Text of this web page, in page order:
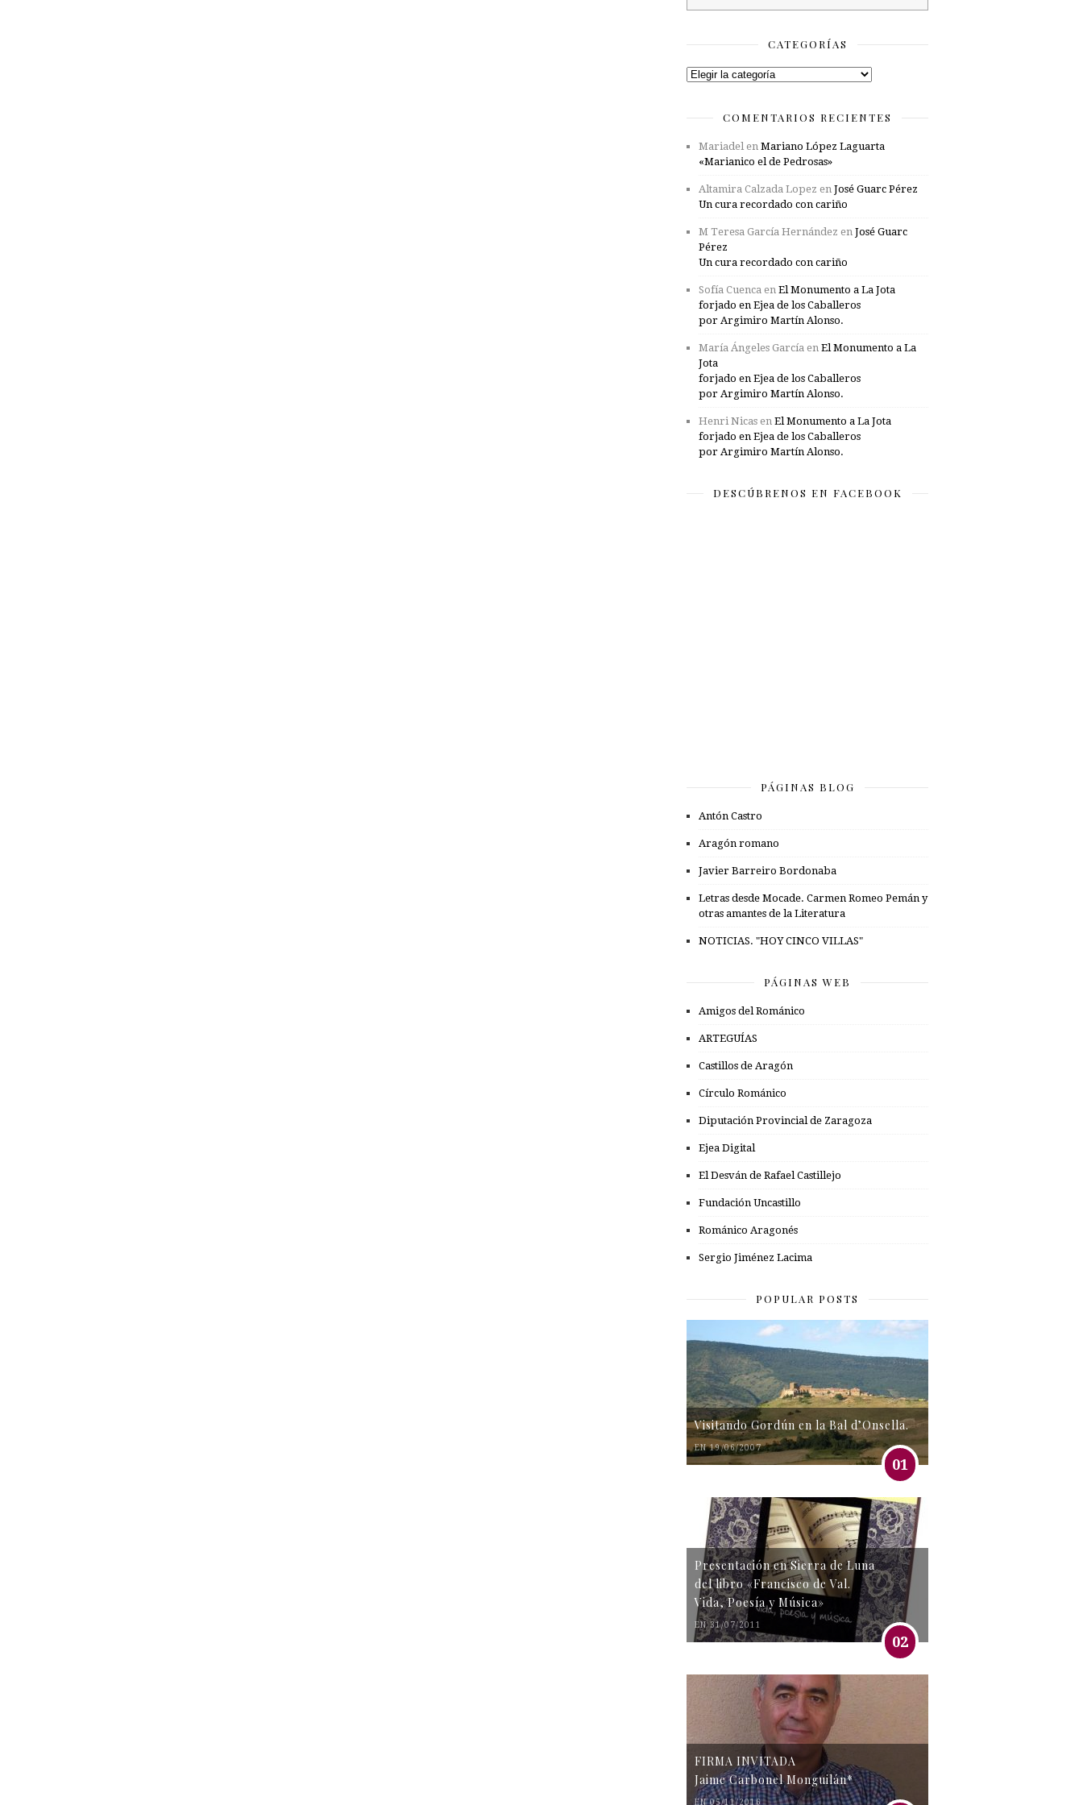
CATEGORÍAS
Categorías
COMENTARIOS RECIENTES
Mariadelen Mariano López Laguarta
«Marianico el de Pedrosas»
Altamira Calzada Lopez en José Guarc Pérez
Un cura recordado con cariño
M Teresa García Hernández en José Guarc
Pérez
Un cura recordado con cariño
Sofía Cuenca en El Monumento a La Jota
forjado en Ejea de los Caballeros
por Argimiro Martín Alonso.
María Ángeles García en El Monumento a La
Jota
forjado en Ejea de los Caballeros
por Argimiro Martín Alonso.
Henri Nicas en El Monumento a La Jota
forjado en Ejea de los Caballeros
por Argimiro Martín Alonso.
DESCÚBRENOS EN FACEBOOK
PÁGINAS BLOG
Antón Castro
Aragón romano
Javier Barreiro Bordonaba
Letras desde Mocade. Carmen Romeo Pemán y
otras amantes de la Literatura
NOTICIAS. "HOY CINCO VILLAS"
PÁGINAS WEB
Amigos del Románico
ARTEGUÍAS
Castillos de Aragón
Círculo Románico
Diputación Provincial de Zaragoza
Ejea Digital
El Desván de Rafael Castillejo
Fundación Uncastillo
Románico Aragonés
Sergio Jiménez Lacima
POPULAR POSTS
Visitando Gordún en la Bal d’Onsella.
EN 19/06/2007
01
Presentación en Sierra de Luna
del libro «Francisco de Val.
Vida, Poesía y Música»
EN 31/07/2011
02
FIRMA INVITADA
Jaime Carbonel Monguilán*
EN 05/11/2016